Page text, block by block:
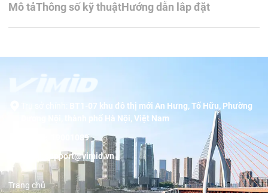
Mô tảThông số kỹ thuậtHướng dẫn lắp đặt
BT1-07 khu đô thị mới An Hưng, Tố Hữu, Phường
Dương Nội, thành phố Hà Nội, Việt Nam
19001089
support@vimid.vn
Trang chủ